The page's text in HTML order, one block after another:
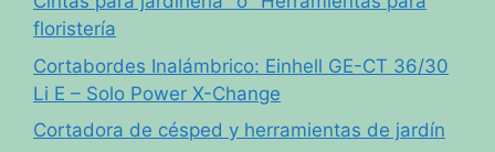
floristería
Cortabordes Inalámbrico: Einhell GE-CT 36/30
Li E – Solo Power X-Change
Cortadora de césped y herramientas de jardín